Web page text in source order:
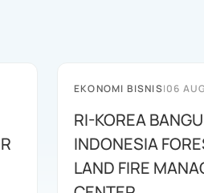
EKONOMI BISNIS|06
RI-KOREA
INDONESIA
LAND FIRE